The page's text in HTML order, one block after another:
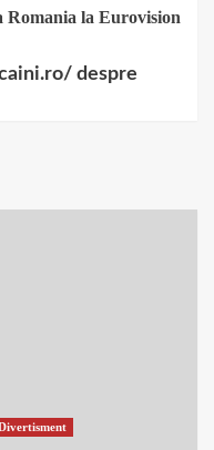
Romania la Eurovision
despre